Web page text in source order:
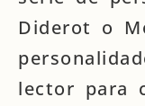
Diderot o
lector para